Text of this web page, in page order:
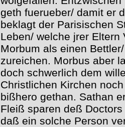
geth fuerueber/ damit er
beklagt der Parisischen
Leben/ welche jrer
Morbum als einen
zureichen. Morbus aber
doch schwerlich dem
Christlichen Kirchen
bißhero gethan. Sathan
Fleiß sparen deß
daß ein solche Person